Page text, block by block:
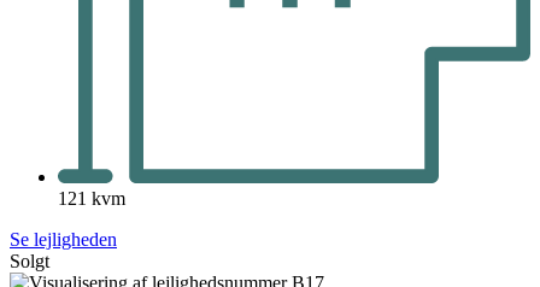
121 kvm
Se lejligheden
Solgt